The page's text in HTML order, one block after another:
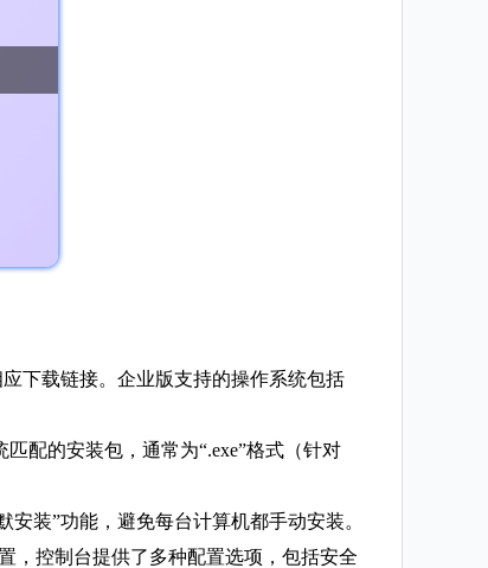
下载链接。企业版支持的操作系统包括
配的安装包，通常为“.exe”格式（针对
装”功能，避免每台计算机都手动安装。
，控制台提供了多种配置选项，包括安全